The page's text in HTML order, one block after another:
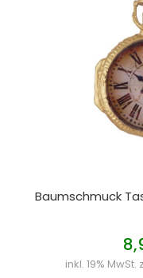
Baumschmuck
inkl. 19% MwSt.